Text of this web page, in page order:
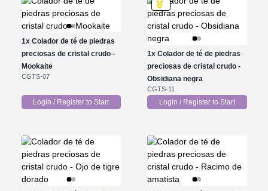
1xColador de té de piedras
preciosas de cristal crudo -
Mookaite
CGTS-07
Login / Register to Start
1x Colador de té de piedras
preciosas de cristal crudo -
Obsidiana negra
CGTS-11
Login / Register to Start